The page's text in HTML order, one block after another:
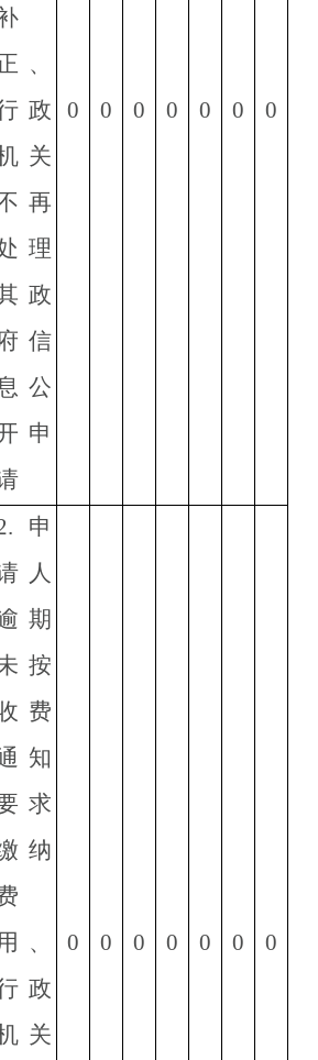
、
政
关
再
理
政
信
公
申
0 0 0 0 0 0 0
申
人
期
按
费
知
求
纳
、
政
关
0 0 0 0 0 0 0